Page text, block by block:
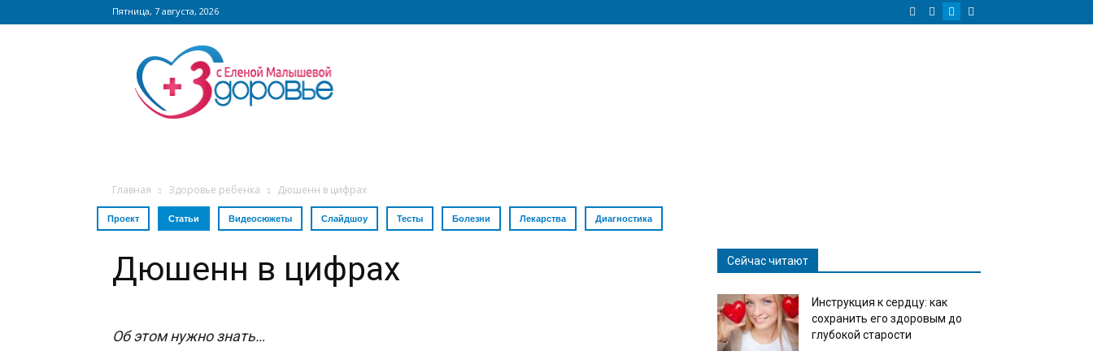
Пятница, 7 августа, 2026
Сайт
zdorovieinfo.ru
крупнейший
медицинский
Главная Здоровье ребенка Дюшенн в цифрах
Проект Статьи Видеосюжеты Слайдшоу Тесты Болезни Лекарства Диагностика
Дюшенн в цифрах
Об этом нужно знать…
Сейчас читают
Инструкция к сердцу: как
сохранить его здоровым до
глубокой старости